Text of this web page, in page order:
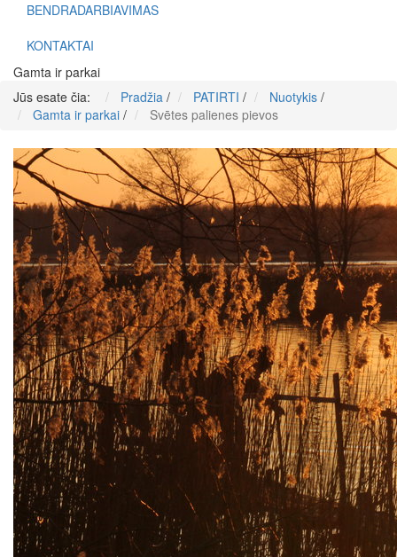
BENDRADARBIAVIMAS
KONTAKTAI
Gamta ir parkai
Jūs esate čia:
Pradžia / PATIRTI / Nuotykis /
Gamta ir parkai / Svētes palienes pievos